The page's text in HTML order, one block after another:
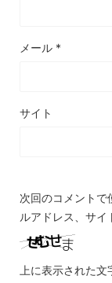
メール *
サイト
次回のコメントで
ルアドレス、サイ
上に表示された文